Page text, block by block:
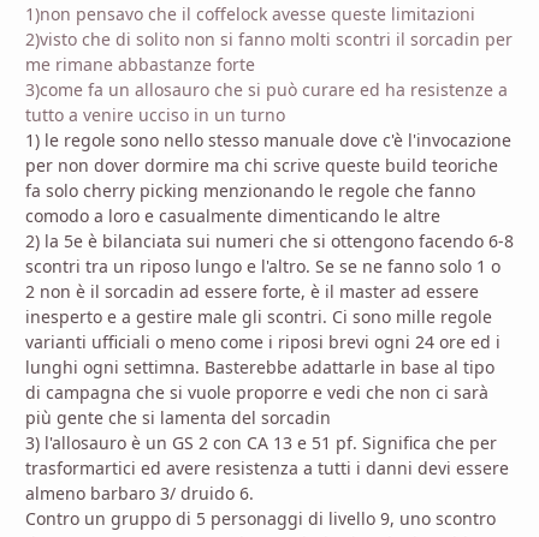
1)non pensavo che il coffelock avesse queste limitazioni
2)visto che di solito non si fanno molti scontri il sorcadin per
me rimane abbastanze forte
3)come fa un allosauro che si può curare ed ha resistenze a
tutto a venire ucciso in un turno
1) le regole sono nello stesso manuale dove c'è l'invocazione
per non dover dormire ma chi scrive queste build teoriche
fa solo cherry picking menzionando le regole che fanno
comodo a loro e casualmente dimenticando le altre
2) la 5e è bilanciata sui numeri che si ottengono facendo 6-8
scontri tra un riposo lungo e l'altro. Se se ne fanno solo 1 o
2 non è il sorcadin ad essere forte, è il master ad essere
inesperto e a gestire male gli scontri. Ci sono mille regole
varianti ufficiali o meno come i riposi brevi ogni 24 ore ed i
lunghi ogni settimna. Basterebbe adattarle in base al tipo
di campagna che si vuole proporre e vedi che non ci sarà
più gente che si lamenta del sorcadin
3) l'allosauro è un GS 2 con CA 13 e 51 pf. Significa che per
trasformartici ed avere resistenza a tutti i danni devi essere
almeno barbaro 3/ druido 6.
Contro un gruppo di 5 personaggi di livello 9, uno scontro